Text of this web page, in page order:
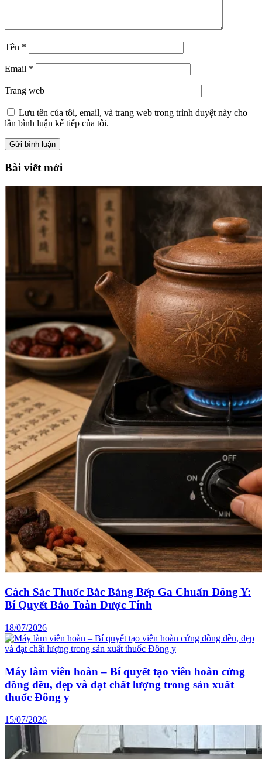
Tên *
Email *
Trang web
Lưu tên của tôi, email, và trang web trong trình duyệt này cho
lần bình luận kế tiếp của tôi.
Bài viết mới
Cách Sắc Thuốc Bắc Bằng Bếp Ga Chuẩn Đông Y:
Bí Quyết Bảo Toàn Dược Tính
18/07/2026
Máy làm viên hoàn – Bí quyết tạo viên hoàn cứng
đồng đều, đẹp và đạt chất lượng trong sản xuất
thuốc Đông y
15/07/2026